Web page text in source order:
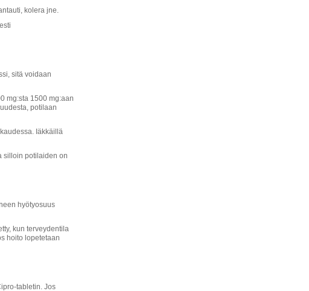
kolera jne.
sitä voidaan
mg:sta 1500 mg:aan
potilaan
Iäkkäillä
silloin potilaiden on
hyötyosuus
kun terveydentila
hoito lopetetaan
tabletin. Jos